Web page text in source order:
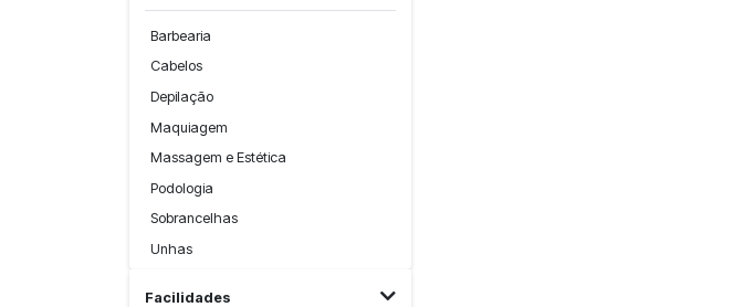
Barbearia
Cabelos
Depilação
Maquiagem
Massagem e Estética
Podologia
Sobrancelhas
Unhas
Facilidades